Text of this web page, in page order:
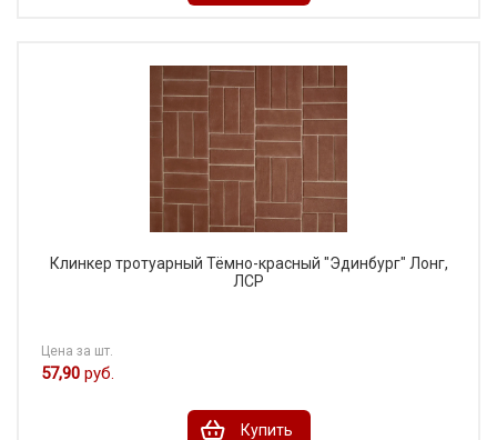
Клинкер тротуарный Тёмно-красный "Эдинбург" Лонг,
ЛСР
Цена за шт.
57,90 руб.
Купить